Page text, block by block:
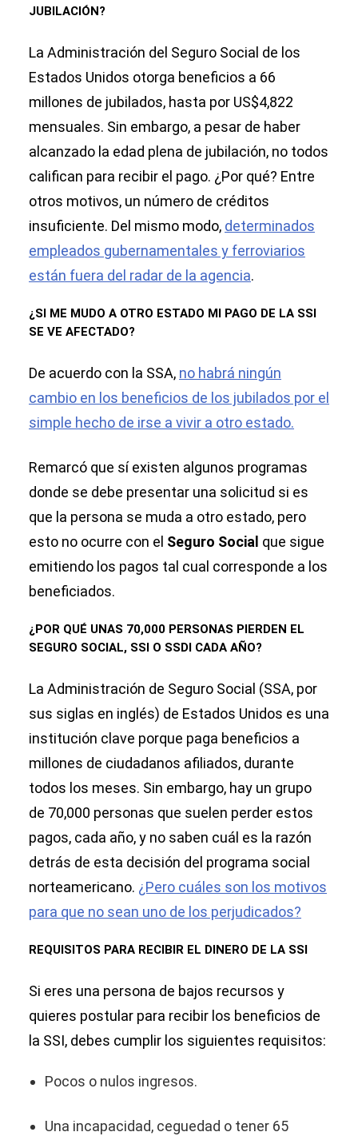
JUBILACIÓN?
La Administración del Seguro Social de los
Estados Unidos otorga beneficios a 66
millones de jubilados, hasta por US$4,822
mensuales. Sin embargo, a pesar de haber
alcanzado la edad plena de jubilación, no todos
califican para recibir el pago. ¿Por qué? Entre
otros motivos, un número de créditos
insuficiente. Del mismo modo, determinados
empleados gubernamentales y ferroviarios
están fuera del radar de la agencia.
¿SI ME MUDO A OTRO ESTADO MI PAGO DE LA SSI
SE VE AFECTADO?
De acuerdo con la SSA, no habrá ningún
cambio en los beneficios de los jubilados por el
simple hecho de irse a vivir a otro estado.
Remarcó que sí existen algunos programas
donde se debe presentar una solicitud si es
que la persona se muda a otro estado, pero
esto no ocurre con el Seguro Social que sigue
emitiendo los pagos tal cual corresponde a los
beneficiados.
¿POR QUÉ UNAS 70,000 PERSONAS PIERDEN EL
SEGURO SOCIAL, SSI O SSDI CADA AÑO?
La Administración de Seguro Social (SSA, por
sus siglas en inglés) de Estados Unidos es una
institución clave porque paga beneficios a
millones de ciudadanos afiliados, durante
todos los meses. Sin embargo, hay un grupo
de 70,000 personas que suelen perder estos
pagos, cada año, y no saben cuál es la razón
detrás de esta decisión del programa social
norteamericano. ¿Pero cuáles son los motivos
para que no sean uno de los perjudicados?
REQUISITOS PARA RECIBIR EL DINERO DE LA SSI
Si eres una persona de bajos recursos y
quieres postular para recibir los beneficios de
la SSI, debes cumplir los siguientes requisitos:
Pocos o nulos ingresos.
Una incapacidad, ceguedad o tener 65